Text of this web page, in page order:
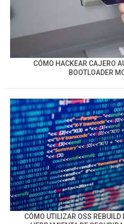
CÓMO HACKEAR CAJERO
BOOTLOADER
CÓMO UTILIZAR OSS REBUILD